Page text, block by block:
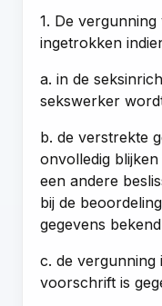
1. De
ingetrokken
a. in de
sekswerker
b. de verstrekte
onvolledig
een andere
bij de
gegevens
c. de vergunning
voorschrift is